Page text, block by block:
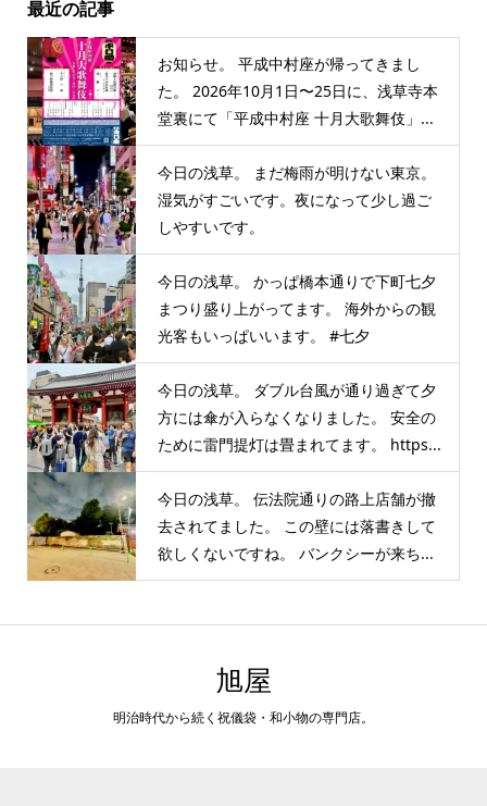
最近の記事
お知らせ。 平成中村座が帰ってきまし
た。 2026年10月1日〜25日に、浅草寺本
堂裏にて「平成中村座 十月大歌舞伎」...
今日の浅草。 まだ梅雨が明けない東京。
湿気がすごいです。夜になって少し過ご
しやすいです。
今日の浅草。 かっぱ橋本通りで下町七夕
まつり盛り上がってます。 海外からの観
光客もいっぱいいます。 #七夕
今日の浅草。 ダブル台風が通り過ぎて夕
方には傘が入らなくなりました。 安全の
ために雷門提灯は畳まれてます。 https...
今日の浅草。 伝法院通りの路上店舗が撤
去されてました。 この壁には落書きして
欲しくないですね。 バンクシーが来ち...
旭屋
明治時代から続く祝儀袋・和小物の専門店。